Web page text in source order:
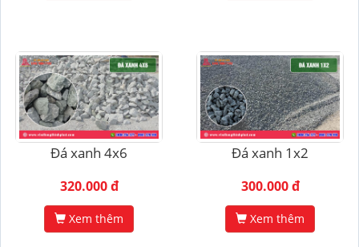
Đá xanh 4x6
320.000 đ
Xem thêm
Đá xanh 1x2
300.000 đ
Xem thêm